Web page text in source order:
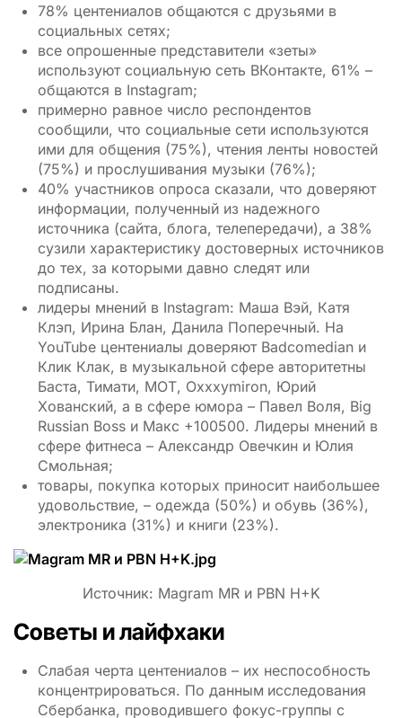
78% центениалов общаются с друзьями в
социальных сетях;
все опрошенные представители «зеты»
используют социальную сеть ВКонтакте, 61% –
общаются в Instagram;
примерно равное число респондентов
сообщили, что социальные сети используются
ими для общения (75%), чтения ленты новостей
(75%) и прослушивания музыки (76%);
40% участников опроса сказали, что доверяют
информации, полученный из надежного
источника (сайта, блога, телепередачи), а 38%
сузили характеристику достоверных источников
до тех, за которыми давно следят или
подписаны.
лидеры мнений в Instagram: Маша Вэй, Катя
Клэп, Ирина Блан, Данила Поперечный. На
YouTube центениалы доверяют Badcomedian и
Клик Клак, в музыкальной сфере авторитетны
Баста, Тимати, МОТ, Oxxxymiron, Юрий
Хованский, а в сфере юмора – Павел Воля, Big
Russian Boss и Макс +100500. Лидеры мнений в
сфере фитнеса – Александр Овечкин и Юлия
Смольная;
товары, покупка которых приносит наибольшее
удовольствие, – одежда (50%) и обувь (36%),
электроника (31%) и книги (23%).
Источник: Magram MR и PBN H+K
Советы и лайфхаки
Слабая черта центениалов – их неспособность
концентрироваться. По данным исследования
Сбербанка, проводившего фокус-группы с